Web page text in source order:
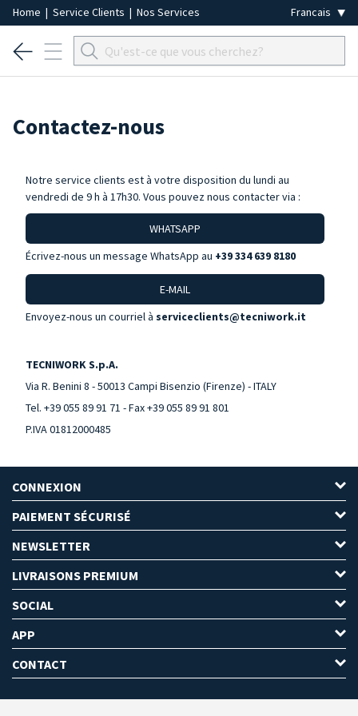
Home | Service Clients | Nos Services
Contactez-nous
Notre service clients est à votre disposition du lundi au
vendredi de 9 h à 17h30. Vous pouvez nous contacter via :
WHATSAPP
Écrivez-nous un message WhatsApp au +39 334 639 8180
E-MAIL
Envoyez-nous un courriel à serviceclients@tecniwork.it
TECNIWORK S.p.A.
Via R. Benini 8 - 50013 Campi Bisenzio (Firenze) - ITALY
Tel. +39 055 89 91 71 - Fax +39 055 89 91 801
P.IVA 01812000485
CONNEXION
PAIEMENT SÉCURISÉ
NEWSLETTER
LIVRAISONS PREMIUM
SOCIAL
APP
CONTACT